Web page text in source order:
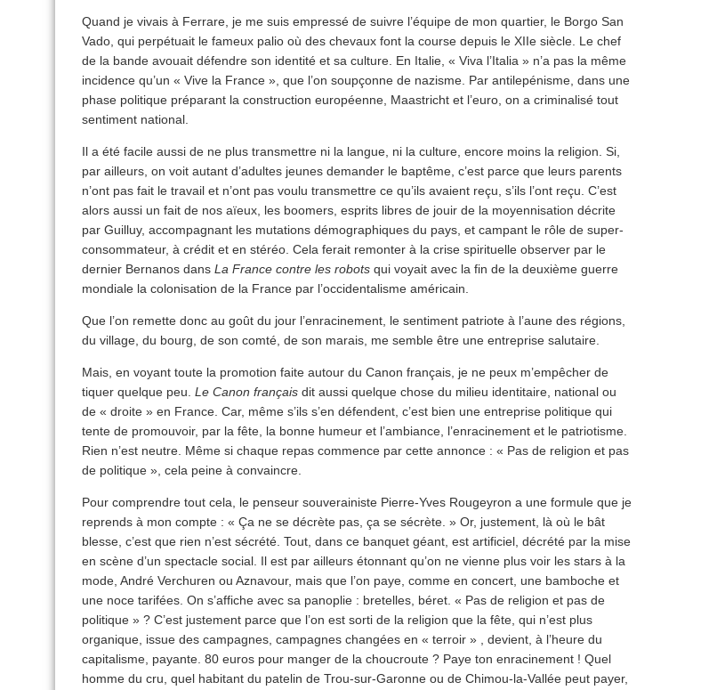
Quand je vivais à Ferrare, je me suis empressé de suivre l’équipe de mon quartier, le Borgo San
Vado, qui perpétuait le fameux palio où des chevaux font la course depuis le XIIe siècle. Le chef
de la bande avouait défendre son identité et sa culture. En Italie, « Viva l’Italia » n’a pas la même
incidence qu’un « Vive la France », que l’on soupçonne de nazisme. Par antilepénisme, dans une
phase politique préparant la construction européenne, Maastricht et l’euro, on a criminalisé tout
sentiment national.
Il a été facile aussi de ne plus transmettre ni la langue, ni la culture, encore moins la religion. Si,
par ailleurs, on voit autant d’adultes jeunes demander le baptême, c’est parce que leurs parents
n’ont pas fait le travail et n’ont pas voulu transmettre ce qu’ils avaient reçu, s’ils l’ont reçu. C’est
alors aussi un fait de nos aïeux, les boomers, esprits libres de jouir de la moyennisation décrite
par Guilluy, accompagnant les mutations démographiques du pays, et campant le rôle de super-
consommateur, à crédit et en stéréo. Cela ferait remonter à la crise spirituelle observer par le
dernier Bernanos dans La France contre les robots qui voyait avec la fin de la deuxième guerre
mondiale la colonisation de la France par l’occidentalisme américain.
Que l’on remette donc au goût du jour l’enracinement, le sentiment patriote à l’aune des régions,
du village, du bourg, de son comté, de son marais, me semble être une entreprise salutaire.
Mais, en voyant toute la promotion faite autour du Canon français, je ne peux m’empêcher de
tiquer quelque peu. Le Canon français dit aussi quelque chose du milieu identitaire, national ou
de « droite » en France. Car, même s’ils s’en défendent, c’est bien une entreprise politique qui
tente de promouvoir, par la fête, la bonne humeur et l’ambiance, l’enracinement et le patriotisme.
Rien n’est neutre. Même si chaque repas commence par cette annonce : « Pas de religion et pas
de politique », cela peine à convaincre.
Pour comprendre tout cela, le penseur souverainiste Pierre-Yves Rougeyron a une formule que je
reprends à mon compte : « Ça ne se décrète pas, ça se sécrète. » Or, justement, là où le bât
blesse, c’est que rien n’est sécrété. Tout, dans ce banquet géant, est artificiel, décrété par la mise
en scène d’un spectacle social. Il est par ailleurs étonnant qu’on ne vienne plus voir les stars à la
mode, André Verchuren ou Aznavour, mais que l’on paye, comme en concert, une bamboche et
une noce tarifées. On s’affiche avec sa panoplie : bretelles, béret. « Pas de religion et pas de
politique » ? C’est justement parce que l’on est sorti de la religion que la fête, qui n’est plus
organique, issue des campagnes, campagnes changées en « terroir » , devient, à l’heure du
capitalisme, payante. 80 euros pour manger de la choucroute ? Paye ton enracinement ! Quel
homme du cru, quel habitant du patelin de Trou-sur-Garonne ou de Chimou-la-Vallée peut payer,